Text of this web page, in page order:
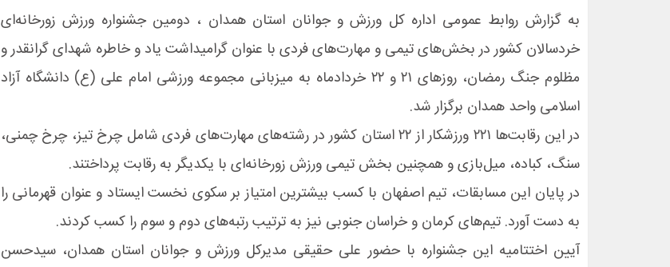
به گزارش روابط عمومی اداره کل ورزش و جوانان استان همدان ، دومین جشنواره ورزش زورخانه‌ای
خردسالان کشور در بخش‌های تیمی و مهارت‌های فردی با عنوان گرامیداشت یاد و خاطره شهدای گرانقدر و
مظلوم جنگ رمضان، روزهای ۲۱ و ۲۲ خردادماه به میزبانی مجموعه ورزشی امام علی (ع) دانشگاه آزاد
اسلامی واحد همدان برگزار شد.
در این رقابت‌ها ۲۲۱ ورزشکار از ۲۲ استان کشور در رشته‌های مهارت‌های فردی شامل چرخ تیز، چرخ چمنی،
سنگ، کباده، میل‌بازی و همچنین بخش تیمی ورزش زورخانه‌ای با یکدیگر به رقابت پرداختند.
در پایان این مسابقات، تیم اصفهان با کسب بیشترین امتیاز بر سکوی نخست ایستاد و عنوان قهرمانی را
به دست آورد. تیم‌های کرمان و خراسان جنوبی نیز به ترتیب رتبه‌های دوم و سوم را کسب کردند.
آیین اختتامیه این جشنواره با حضور علی حقیقی مدیرکل ورزش و جوانان استان همدان، سیدحسن